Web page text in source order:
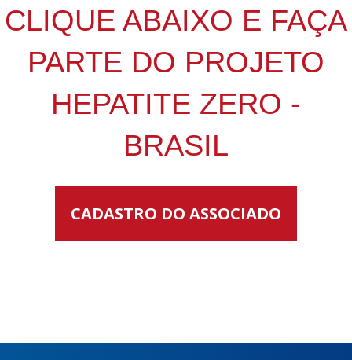
CLIQUE ABAIXO E FAÇA
PARTE DO PROJETO
HEPATITE ZERO -
BRASIL
CADASTRO DO ASSOCIADO